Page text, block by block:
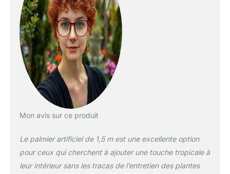
Mon avis sur ce produit
Le palmier artificiel de 1,5 m est une excellente option
pour ceux qui cherchent à ajouter une touche tropicale à
leur intérieur sans les tracas de l’entretien des plantes